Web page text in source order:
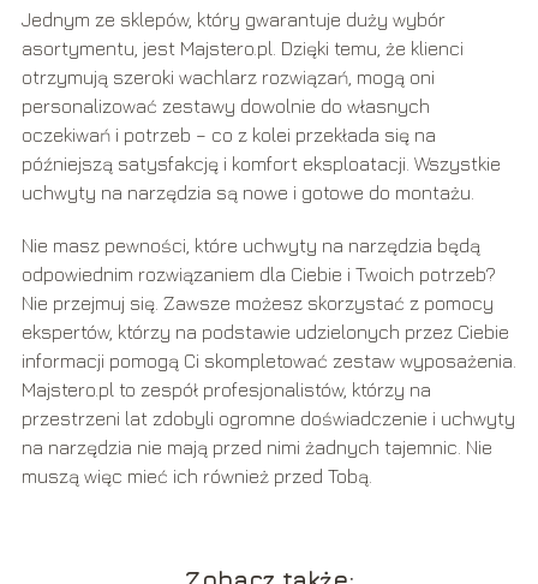
Jednym ze sklepów, który gwarantuje duży wybór
asortymentu, jest Majstero.pl. Dzięki temu, że klienci
otrzymują szeroki wachlarz rozwiązań, mogą oni
personalizować zestawy dowolnie do własnych
oczekiwań i potrzeb – co z kolei przekłada się na
późniejszą satysfakcję i komfort eksploatacji. Wszystkie
uchwyty na narzędzia są nowe i gotowe do montażu.
Nie masz pewności, które uchwyty na narzędzia będą
odpowiednim rozwiązaniem dla Ciebie i Twoich potrzeb?
Nie przejmuj się. Zawsze możesz skorzystać z pomocy
ekspertów, którzy na podstawie udzielonych przez Ciebie
informacji pomogą Ci skompletować zestaw wyposażenia.
Majstero.pl to zespół profesjonalistów, którzy na
przestrzeni lat zdobyli ogromne doświadczenie i uchwyty
na narzędzia nie mają przed nimi żadnych tajemnic. Nie
muszą więc mieć ich również przed Tobą.